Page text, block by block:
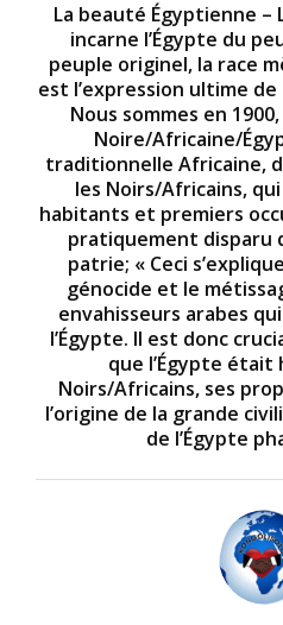
La beauté Égyptienne –
incarne l’Égypte du
peuple originel, la race
est l’expression ultime
Nous sommes en
Noire/Africaine/
traditionnelle Africaine,
les Noirs/Africains,
habitants et premiers
pratiquement disparu
patrie; « Ceci
génocide et le
envahisseurs arabes
l’Égypte. Il est donc
que l’Égypte était
Noirs/Africains, ses
l’origine de la grande
de l’Égypte